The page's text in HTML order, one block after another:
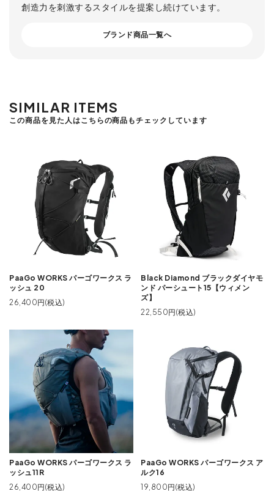
創造力を刺激するスタイルを提案し続けています。
ブランド商品一覧へ
SIMILAR ITEMS
この商品を見た人はこちらの商品もチェックしています
PaaGo WORKS パーゴワークス ラ
ッシュ 20
26,400円(税込)
Black Diamond ブラックダイヤモ
ンド パーシュート15【ウィメン
ズ】
22,550円(税込)
PaaGo WORKS パーゴワークス ラ
ッシュ11R
26,400円(税込)
PaaGo WORKS パーゴワークス ア
ルク16
19,800円(税込)